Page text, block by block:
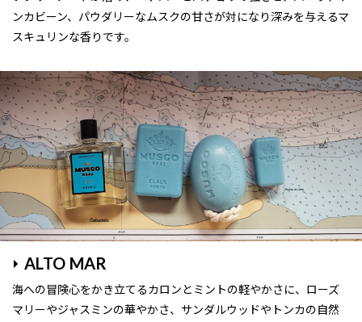
ンカビーン、パウダリーなムスクの甘さが対になり深みを与えるマ
スキュリンな香りです。
ALTO MAR
海への冒険心をかき立てるカロンとミントの軽やかさに、ローズ
マリーやジャスミンの華やかさ、サンダルウッドやトンカの自然